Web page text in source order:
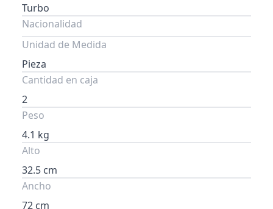
Turbo
Nacionalidad
Unidad de Medida
Pieza
Cantidad en caja
2
Peso
4.1 kg
Alto
32.5 cm
Ancho
72 cm